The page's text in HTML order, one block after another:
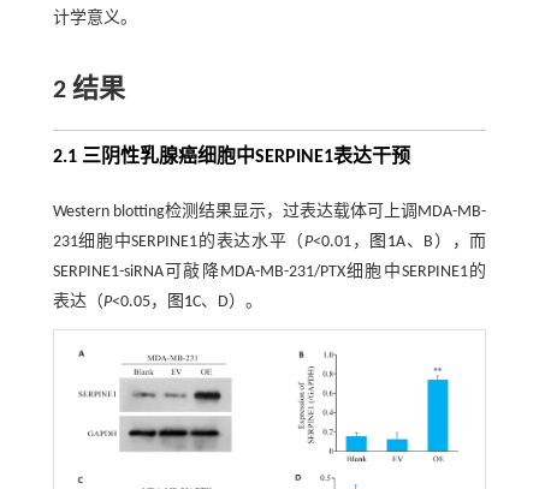
计学意义。
2 结果
2.1 三阴性乳腺癌细胞中SERPINE1表达干预
Western blotting检测结果显示，过表达载体可上调MDA-MB-
231细胞中SERPINE1的表达水平（P<0.01， 图1A、B），而
SERPINE1-siRNA可敲降MDA-MB-231/PTX细胞中SERPINE1的
表达（P<0.05， 图1C、D）。